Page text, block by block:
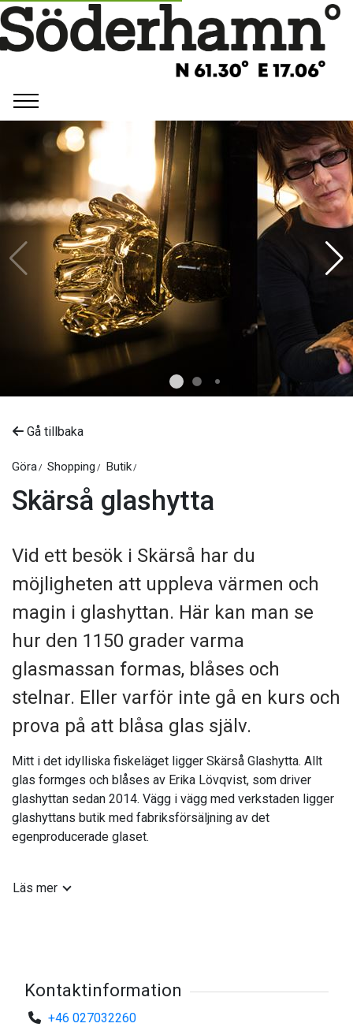
Gå tillbaka
Göra Shopping Butik
Skärså glashytta
Vid ett besök i Skärså har du
möjligheten att uppleva värmen och
magin i glashyttan. Här kan man se
hur den 1150 grader varma
glasmassan formas, blåses och
stelnar. Eller varför inte gå en kurs och
prova på att blåsa glas själv.
Mitt i det idylliska fiskeläget ligger Skärså Glashytta. Allt
glas formges och blåses av Erika Lövqvist, som driver
glashyttan sedan 2014. Vägg i vägg med verkstaden ligger
glashyttans butik med fabriksförsäljning av det
egenproducerade glaset.
Skärså glashyttas hemsida samt Facebooksida.
Läs mer
Kontaktinformation
+46 027032260